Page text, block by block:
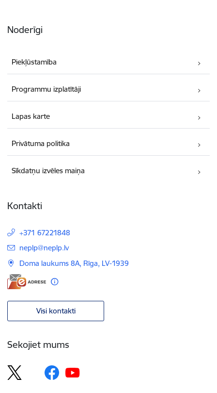
Noderīgi
Piekļūstamība
Programmu izplatītāji
Lapas karte
Privātuma politika
Sīkdatņu izvēles maiņa
Kontakti
+371 67221848
E-pasts:
neplp@neplp.lv
Doma laukums 8A, Rīga, LV-1939
Visi kontakti
Sekojiet mums